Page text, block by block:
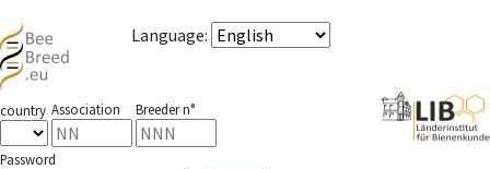
Language:
country Association Breeder n°
Password